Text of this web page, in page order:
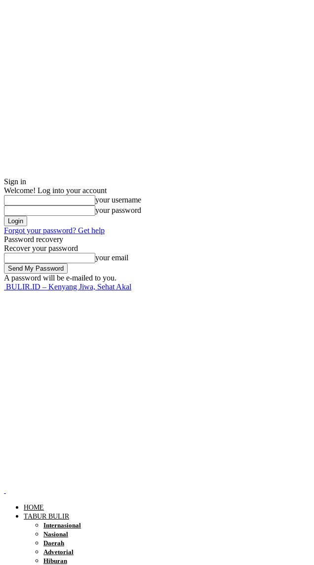
Sign in
Welcome! Log into your account
your username
your password
Forgot your password? Get help
Password recovery
Recover your password
your email
A password will be e-mailed to you.
BULIR.ID – Kenyang Jiwa, Sehat Akal
HOME
TABUR BULIR
Internasional
Nasional
Daerah
Advetorial
Hiburan